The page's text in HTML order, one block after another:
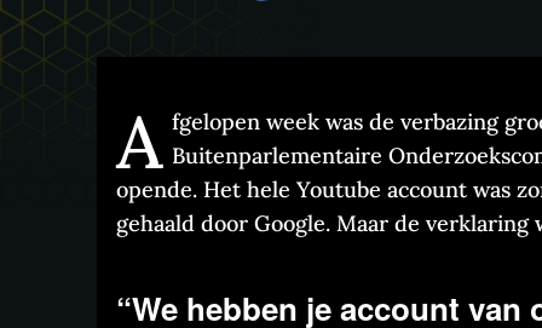
A fgelopen week was de verbazing
Buitenparlementaire
opende. Het hele Youtube account was
gehaald door Google. Maar de verklaring
“We hebben je account van